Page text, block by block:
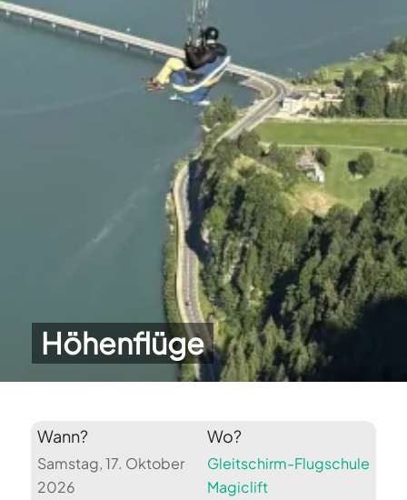
Höhenflüge
Wann?
Samstag, 17. Oktober
2026
Wo?
Gleitschirm-Flugschule
Magiclift